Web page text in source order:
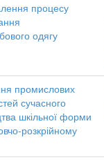
процесу
одягу
промислових
сучасного
шкільної форми
розкрійному